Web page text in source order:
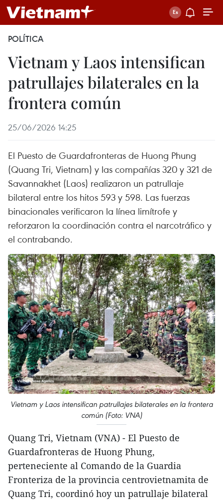
POLÍTICA
Vietnam y Laos intensifican
patrullajes bilaterales en la
frontera común
25/06/2026 14:25
El Puesto de Guardafronteras de Huong Phung
(Quang Tri, Vietnam) y las compañías 320 y 321 de
Savannakhet (Laos) realizaron un patrullaje
bilateral entre los hitos 593 y 598. Las fuerzas
binacionales verificaron la línea limítrofe y
reforzaron la coordinación contra el narcotráfico y
el contrabando.
Vietnam y Laos intensifican patrullajes bilaterales en la frontera
común (Foto: VNA)
Quang Tri, Vietnam (VNA) - El Puesto de
Guardafronteras de Huong Phung,
perteneciente al Comando de la Guardia
Fronteriza de la provincia centrovietnamita de
Quang Tri, coordinó hoy un patrullaje bilateral